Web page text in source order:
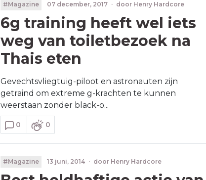
#Magazine 07 december, 2017 · door Henry Hardcore
6g training heeft wel iets
weg van toiletbezoek na
Thais eten
Gevechtsvliegtuig-piloot en astronauten zijn
getraind om extreme g-krachten te kunnen
weerstaan zonder black-o...
0 0
#Magazine 13 juni, 2014 · door Henry Hardcore